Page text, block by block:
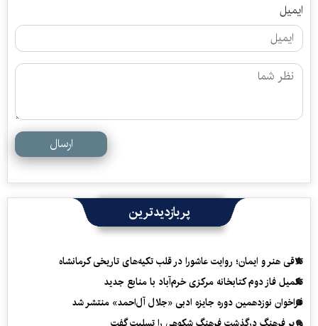
ایمیل
ارسال
پربازدیدترین
تلاقی هنر و ایمان؛ روایت عاشورا در قلب تکیه‌های تاریخی کرمانشاه
تکمیل فاز دوم کتابخانه مرکزی خرم‌آباد با منابع جدید
فراخوان نوزدهمین دوره جایزه ادبی «جلال آل‌احمد» منتشر شد